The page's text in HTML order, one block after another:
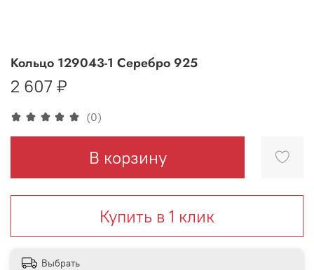
(0)
Кольцо 129043-1 Серебро 925
2 607 ₽
В корзину
Купить в 1 клик
Выбрать